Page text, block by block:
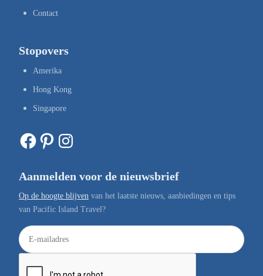
Contact
Stopovers
Amerika
Hong Kong
Singapore
Facebook Pinterest Instagram
Aanmelden voor de nieuwsbrief
Op de hoogte blijven van het laatste nieuws, aanbiedingen en tips
van Pacific Island Travel?
E
-